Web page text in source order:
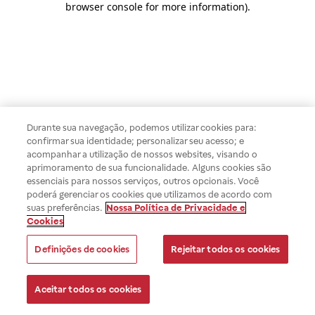
browser console for more information).
Durante sua navegação, podemos utilizar cookies para:
confirmar sua identidade; personalizar seu acesso; e
acompanhar a utilização de nossos websites, visando o
aprimoramento de sua funcionalidade. Alguns cookies são
essenciais para nossos serviços, outros opcionais. Você
poderá gerenciar os cookies que utilizamos de acordo com
suas preferências. Nossa Política de Privacidade e
Cookies
Definições de cookies Rejeitar todos os cookies
Aceitar todos os cookies